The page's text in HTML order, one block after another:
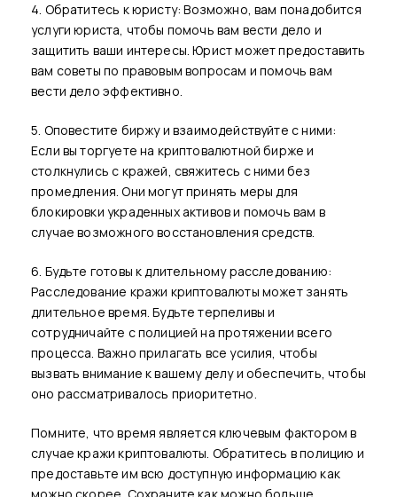
4. Обратитесь к юристу: Возможно, вам понадобится
услуги юриста, чтобы помочь вам вести дело и
защитить ваши интересы. Юрист может предоставить
вам советы по правовым вопросам и помочь вам
вести дело эффективно.
5. Оповестите биржу и взаимодействуйте с ними:
Если вы торгуете на криптовалютной бирже и
столкнулись с кражей, свяжитесь с ними без
промедления. Они могут принять меры для
блокировки украденных активов и помочь вам в
случае возможного восстановления средств.
6. Будьте готовы к длительному расследованию:
Расследование кражи криптовалюты может занять
длительное время. Будьте терпеливы и
сотрудничайте с полицией на протяжении всего
процесса. Важно прилагать все усилия, чтобы
вызвать внимание к вашему делу и обеспечить, чтобы
оно рассматривалось приоритетно.
Помните, что время является ключевым фактором в
случае кражи криптовалюты. Обратитесь в полицию и
предоставьте им всю доступную информацию как